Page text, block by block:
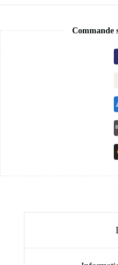
Commande